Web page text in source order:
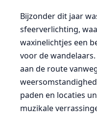
Bijzonder dit jaar
sfeerverlichting,
waxinelichtjes een
voor de
aan de route
paden en locaties
muzikale